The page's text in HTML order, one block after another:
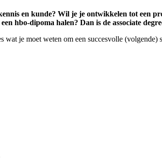
en kunde? Wil je je ontwikkelen tot een
hbo-dipoma halen? Dan is de associate
je moet weten om een succesvolle (volgende)